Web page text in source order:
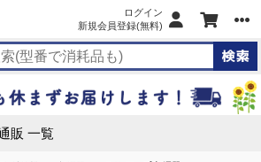
ログイン
新規会員登録(無料)
販 一覧